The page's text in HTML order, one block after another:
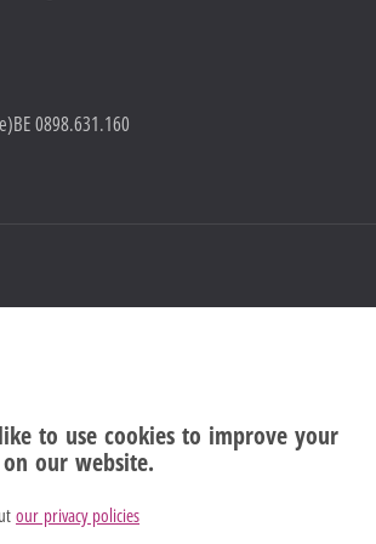
BE 0898.631.160
to use cookies to improve your
our website.
our privacy policies